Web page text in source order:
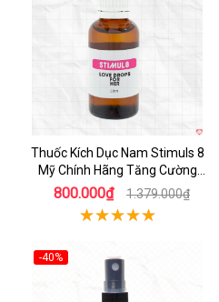
Thuốc Kích Dục Nam Stimuls 8
Mỹ Chính Hãng Tăng Cường
Sinh Lý Nam
800.000₫ 1.379.000₫
-40%